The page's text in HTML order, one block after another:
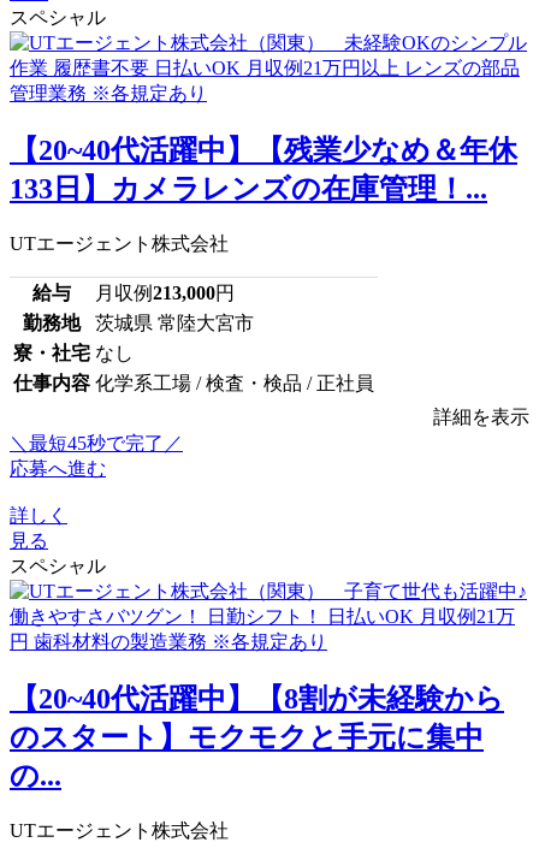
スペシャル
【20~40代活躍中】【残業少なめ＆年休
133日】カメラレンズの在庫管理！...
UTエージェント株式会社
給与 月収例213,000円
勤務地
茨城県 常陸大宮市
寮・社宅 なし
仕事内容 化学系工場 / 検査・検品 / 正社員
詳細を表示
＼最短45秒で完了／
応募へ進む
詳しく
見る
スペシャル
【20~40代活躍中】【8割が未経験から
のスタート】モクモクと手元に集中
の...
UTエージェント株式会社